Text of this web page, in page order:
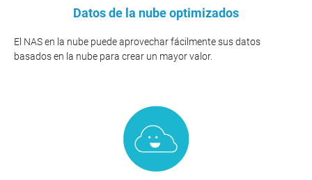
Datos de la nube optimizados
El NAS en la nube puede aprovechar fácilmente sus datos
basados en la nube para crear un mayor valor.